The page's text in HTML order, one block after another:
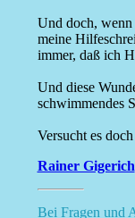
Und doch, wenn
meine
immer, daß ich
Und diese
schwimmendes
Versucht es
Rainer Gigerich
Bei Fragen und